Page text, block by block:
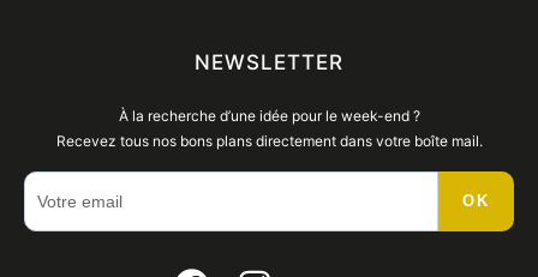
NEWSLETTER
À la recherche d’une idée pour le week-end ?
Recevez tous nos bons plans directement dans votre boîte mail.
OK